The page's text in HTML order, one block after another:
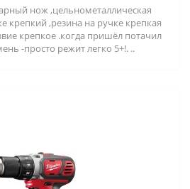
нож ,цельнометаллическая
крепкий ,резина на ручке крепкая
крепкое .когда пришёл потачил
-просто режит легко 5+!. ..